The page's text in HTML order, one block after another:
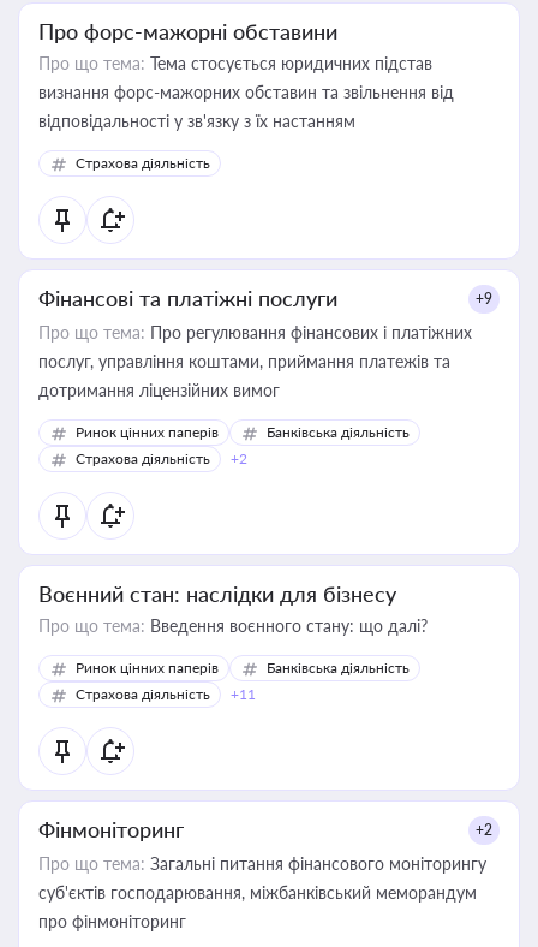
Про форс-мажорні обставини
Про що тема: Тема стосується юридичних підстав
визнання форс-мажорних обставин та звільнення від
відповідальності у зв'язку з їх настанням
Страхова діяльність
Фінансові та платіжні послуги +9
Про що тема: Про регулювання фінансових і платіжних
послуг, управління коштами, приймання платежів та
дотримання ліцензійних вимог
Ринок цінних паперів
Банківська діяльність
Страхова діяльність
+2
Воєнний стан: наслідки для бізнесу
Про що тема: Введення воєнного стану: що далі?
Ринок цінних паперів
Банківська діяльність
Страхова діяльність
+11
Фінмоніторинг +2
Про що тема: Загальні питання фінансового моніторингу
суб'єктів господарювання, міжбанківський меморандум
про фінмоніторинг